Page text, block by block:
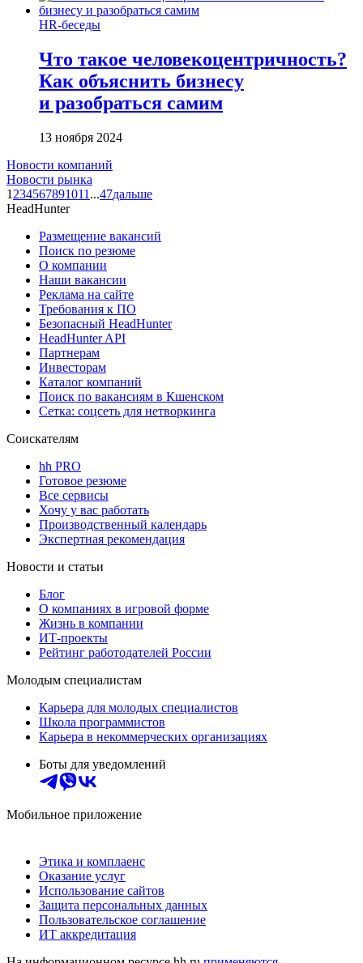
HR-беседы
Что такое человеко­центричность?
Как объяснить бизнесу
и разобраться самим
13 ноября 2024
Новости компаний
Новости рынка
1 234567891011 ...47дальше
HeadHunter
Размещение вакансий
Поиск по резюме
О компании
Наши вакансии
Реклама на сайте
Требования к ПО
Безопасный HeadHunter
HeadHunter API
Партнерам
Инвесторам
Каталог компаний
Поиск по вакансиям в Кшенском
Сетка: соцсеть для нетворкинга
Соискателям
hh PRO
Готовое резюме
Все сервисы
Хочу у вас работать
Производственный календарь
Экспертная рекомендация
Новости и статьи
Блог
О компаниях в игровой форме
Жизнь в компании
ИТ-проекты
Рейтинг работодателей России
Молодым специалистам
Карьера для молодых специалистов
Школа программистов
Карьера в некоммерческих организациях
Боты для уведомлений
Мобильное приложение
Этика и комплаенс
Оказание услуг
Использование сайтов
Защита персональных данных
Пользовательское соглашение
ИТ аккредитация